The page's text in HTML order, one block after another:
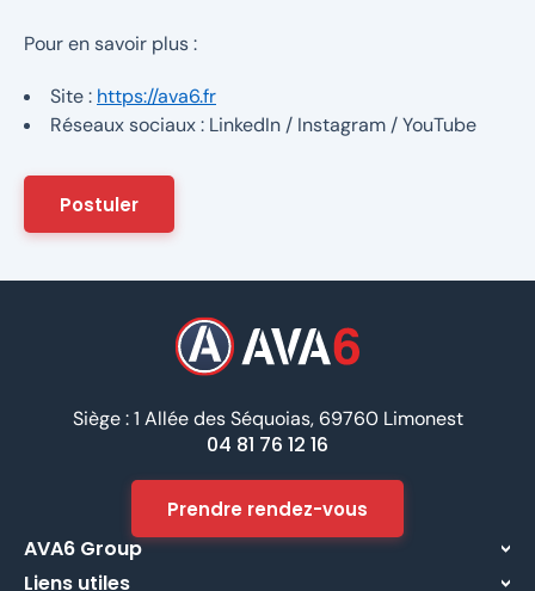
Pour en savoir plus :
Site : https://ava6.fr
Réseaux sociaux : LinkedIn / Instagram / YouTube
Postuler
Siège : 1 Allée des Séquoias, 69760 Limonest
04 81 76 12 16
Prendre rendez-vous
AVA6 Group
Liens utiles